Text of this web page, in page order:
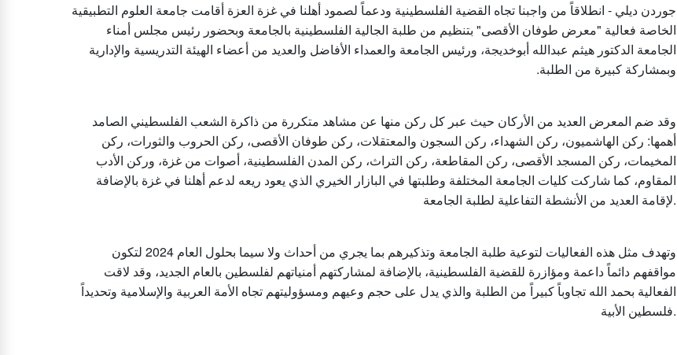
جوردن ديلي - انطلاقاً من واجبنا تجاه القضية الفلسطينية ودعماً لصمود أهلنا في غزة العزة أقامت جامعة العلوم التطبيقية
الخاصة فعالية "معرض طوفان الأقصى" بتنظيم من طلبة الجالية الفلسطينية بالجامعة وبحضور رئيس مجلس أمناء
الجامعة الدكتور هيثم عبدالله أبوخديجة، ورئيس الجامعة والعمداء الأفاضل والعديد من أعضاء الهيئة التدريسية والإدارية
وبمشاركة كبيرة من الطلبة.
وقد ضم المعرض العديد من الأركان حيث عبر كل ركن منها عن مشاهد متكررة من ذاكرة الشعب الفلسطيني الصامد
أهمها: ركن الهاشميون، ركن الشهداء، ركن السجون والمعتقلات، ركن طوفان الأقصى، ركن الحروب والثورات، ركن
المخيمات، ركن المسجد الأقصى، ركن المقاطعة، ركن التراث، ركن المدن الفلسطينية، أصوات من غزة، وركن الأدب
المقاوم، كما شاركت كليات الجامعة المختلفة وطلبتها في البازار الخيري الذي يعود ريعه لدعم أهلنا في غزة بالإضافة
لإقامة العديد من الأنشطة التفاعلية لطلبة الجامعة.
وتهدف مثل هذه الفعاليات لتوعية طلبة الجامعة وتذكيرهم بما يجري من أحداث ولا سيما بحلول العام 2024 لتكون
مواقفهم دائماً داعمة ومؤازرة للقضية الفلسطينية، بالإضافة لمشاركتهم أمنياتهم لفلسطين بالعام الجديد، وقد لاقت
الفعالية بحمد الله تجاوباً كبيراً من الطلبة والذي يدل على حجم وعيهم ومسؤوليتهم تجاه الأمة العربية والإسلامية وتحديداً
فلسطين الأبية.